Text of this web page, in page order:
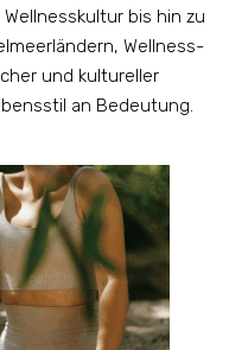
bis hin zu
Wellness-
und kultureller
an Bedeutung.